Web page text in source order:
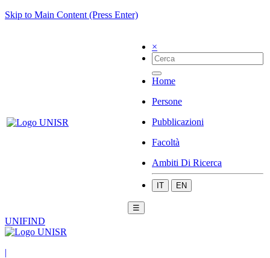
Skip to Main Content (Press Enter)
×
Home
Persone
Pubblicazioni
Facoltà
Ambiti Di Ricerca
IT EN
☰
UNIFIND
|